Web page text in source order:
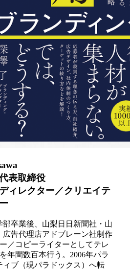
表取締役
ィレクター／クリエイテ
部卒業後、山梨日日新聞社・山
告代理店アドブレーン社制作
／コピーライターとしてテレ
年間数百本行う。2006年パラ
ィブ（現パラドックス）へ転